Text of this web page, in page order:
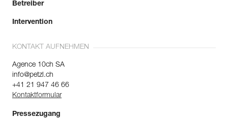
Betreiber
Intervention
KONTAKT AUFNEHMEN
Agence 10ch SA
info@petzl.ch
+41 21 947 46 66
Kontaktformular
Pressezugang